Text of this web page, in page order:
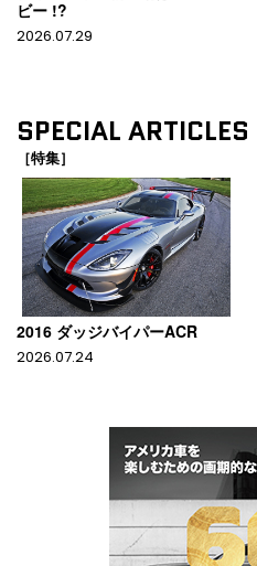
ビー !?
2026.07.29
SPECIAL ARTICLES
［特集］
2016 ダッジバイパーACR
2026.07.24